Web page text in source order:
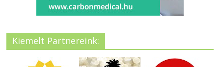
Kiemelt Partnereink: